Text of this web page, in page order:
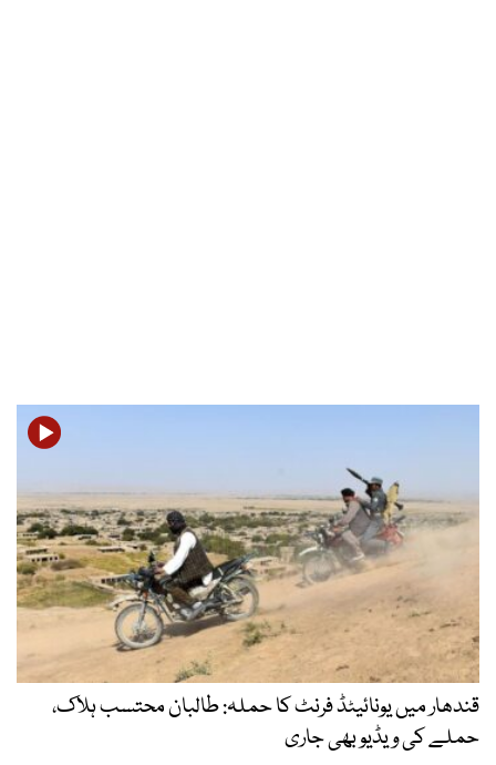
قندھار میں یونائیٹڈ فرنٹ کا حملہ: طالبان محتسب ہلاک،
حملے کی ویڈیو بھی جاری